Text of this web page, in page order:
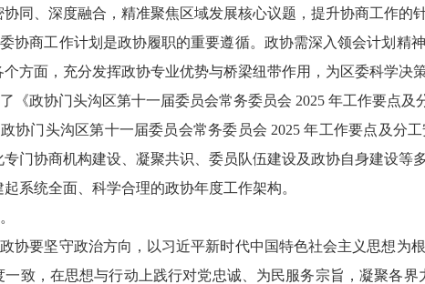
同、深度融合，精准聚焦区域发展核心议题，提升协商工作的
协商工作计划是政协履职的重要遵循。政协需深入领会计划精
方面，充分发挥政协专业优势与桥梁纽带作用，为区委科学决
《政协门头沟区第十一届委员会常务委员会 2025 年工作要点及
协门头沟区第十一届委员会常务委员会 2025年工作要点及分
门协商机构建设、凝聚共识、委员队伍建设及政协自身建设
系统全面、科学合理的政协年度工作架构。
协要坚守政治方向，以习近平新时代中国特色社会主义思想为
致，在思想与行动上践行对党忠诚、为民服务宗旨，凝聚各